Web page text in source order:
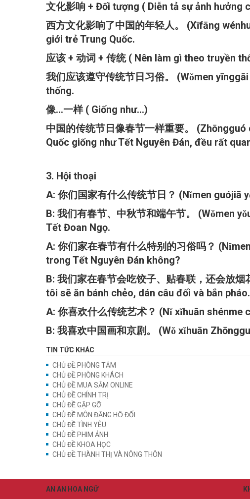
文化影响 + Đối tượng ( Diễn tả sự ảnh hưởng
西方文化影响了中国的年轻人。 (Xīfāng
giới trẻ Trung Quốc.
应该 + 动词 + 传统 ( Nên làm gì theo truyền
我们应该遵守传统节日习俗。 (Wǒmen
thống.
像...一样 ( Giống như...)
中国的传统节日像春节一样重要。
Quốc giống như Tết Nguyên Đán, đều rất
3. Hội thoại
A: 你们国家有什么传统节日？ (Nǐmen guójiā
B: 我们有春节、中秋节和端午节。 (Wǒmen
Tết Đoan Ngọ.
A: 你们家在春节有什么特别的习俗吗？
trong Tết Nguyên Đán không?
B: 我们家在春节会吃饺子、贴春联，还会放
tôi sẽ ăn bánh chẻo, dán câu đối và bắn pháo.
A: 你喜欢什么传统艺术？ (Nǐ xǐhuān
B: 我喜欢中国画和京剧。 (Wǒ xǐhuān
TIN TỨC KHÁC
CHỦ ĐỀ PHÒNG TẮM
CHỦ ĐỀ PHÒNG KHÁCH
CHỦ ĐỀ MUA SẮM ONLINE
CHỦ ĐỀ CHÍNH TRỊ
CHỦ ĐỀ GẶP GỠ
CHỦ ĐỀ MÔN ĐĂNG HỘ ĐỐI
CHỦ ĐỀ TÌNH YÊU
CHỦ ĐỀ PHIM ẢNH
CHỦ ĐỀ KHOA HỌC
CHỦ ĐỀ THÀNH THỊ VÀ NÔNG THÔN
AN AN HOA NGỮ